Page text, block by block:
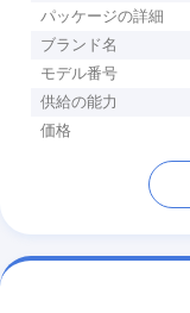
パッケージの詳細
ブランド名
モデル番号
供給の能力
価格